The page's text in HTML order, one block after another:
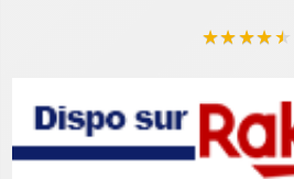
★★★★★